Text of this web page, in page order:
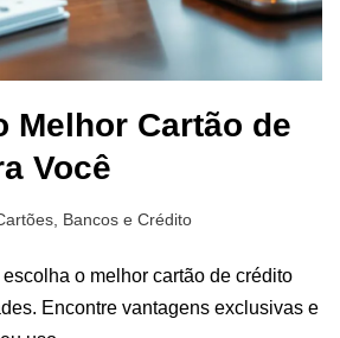
Melhor Cartão de
Você
Bancos e Crédito
o melhor cartão de crédito
Encontre vantagens exclusivas e